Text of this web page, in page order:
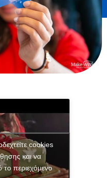
cookies
και να
το περιεχόμενο